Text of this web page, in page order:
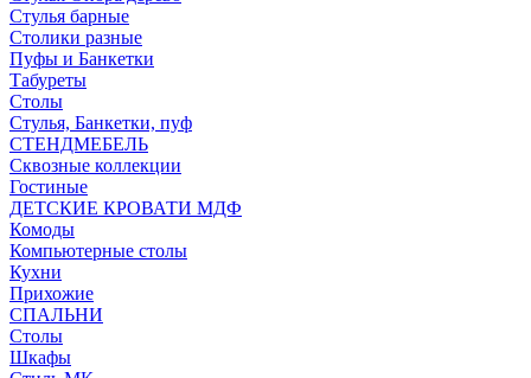
Стулья барные
Столики разные
Пуфы и Банкетки
Табуреты
Столы
Стулья, Банкетки, пуф
СТЕНДМЕБЕЛЬ
Сквозные коллекции
Гостиные
ДЕТСКИЕ КРОВАТИ МДФ
Комоды
Компьютерные столы
Кухни
Прихожие
СПАЛЬНИ
Столы
Шкафы